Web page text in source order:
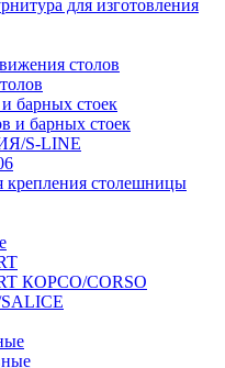
для изготовления
столов
барных стоек
и барных стоек
S-LINE
столешницы
КОРСО/CORSO